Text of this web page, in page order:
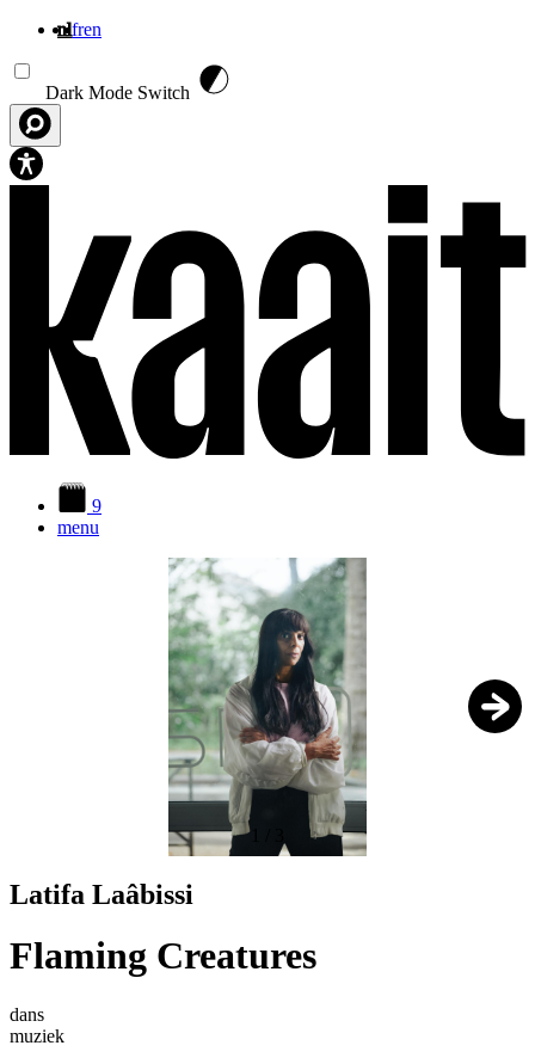
nlfren
Dark Mode Switch
9
menu
Latifa Laâbissi
Flaming Creatures
dans
muziek